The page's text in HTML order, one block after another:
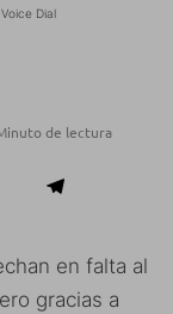
Voice Dial
de lectura
en falta al
gracias a